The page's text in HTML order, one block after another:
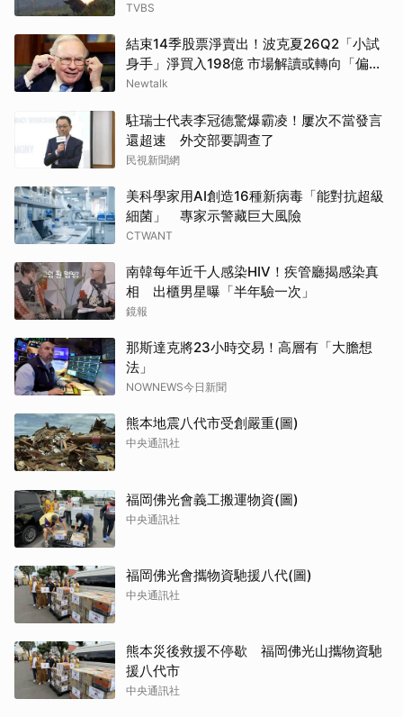
TVBS
結束14季股票淨賣出！波克夏26Q2「小試
身手」淨買入198億 市場解讀或轉向「偏
多」
Newtalk
駐瑞士代表李冠德驚爆霸凌！屢次不當發言
還超速 外交部要調查了
民視新聞網
美科學家用AI創造16種新病毒「能對抗超級
細菌」 專家示警藏巨大風險
CTWANT
南韓每年近千人感染HIV！疾管廳揭感染真
相 出櫃男星曝「半年驗一次」
鏡報
那斯達克將23小時交易！高層有「大膽想
法」
NOWNEWS今日新聞
熊本地震八代市受創嚴重(圖)
中央通訊社
福岡佛光會義工搬運物資(圖)
中央通訊社
福岡佛光會攜物資馳援八代(圖)
中央通訊社
熊本災後救援不停歇 福岡佛光山攜物資馳
援八代市
中央通訊社